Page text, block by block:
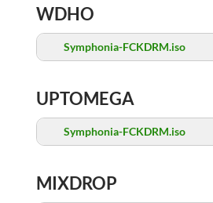
WDHO
Symphonia-FCKDRM.iso
UPTOMEGA
Symphonia-FCKDRM.iso
MIXDROP